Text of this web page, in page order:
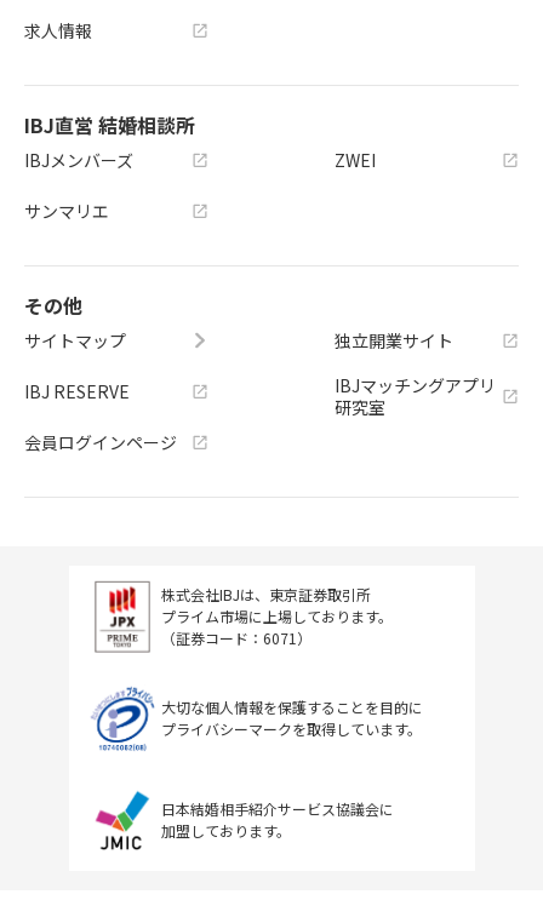
求人情報
IBJ直営 結婚相談所
IBJメンバーズ
サンマリエ
ZWEI
その他
サイトマップ
IBJ RESERVE
会員ログインページ
独立開業サイト
IBJマッチングアプリ
研究室
株式会社IBJは、東京証券取引所
プライム市場に上場しております。
（証券コード：6071）
大切な個人情報を保護することを目的に
プライバシーマークを取得しています。
日本結婚相手紹介サービス協議会に
加盟しております。